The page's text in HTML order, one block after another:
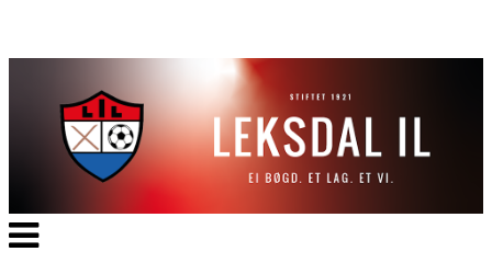
Veksle
navigasjon